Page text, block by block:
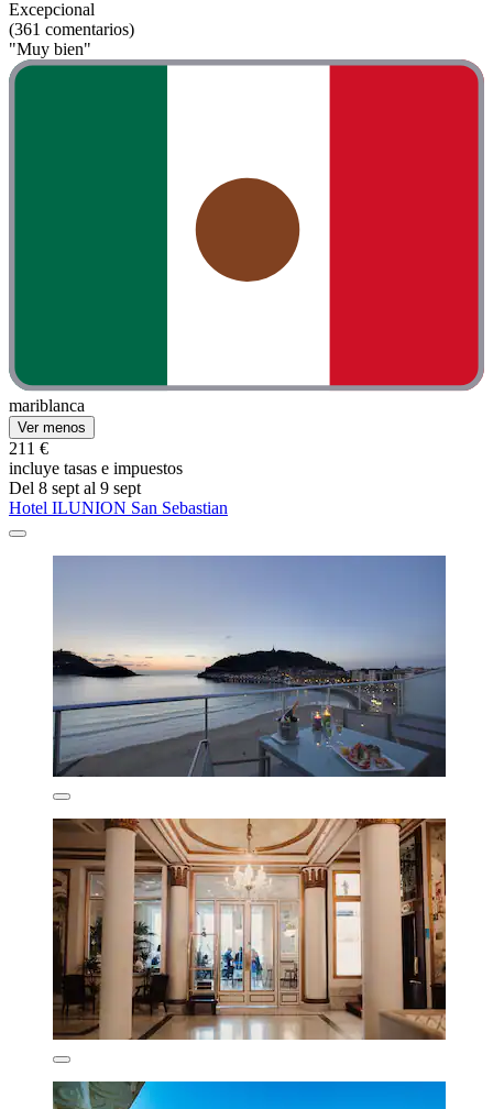
Excepcional
(361 comentarios)
"Muy bien"
mariblanca
Ver menos
211 €
incluye tasas e impuestos
Del 8 sept al 9 sept
Hotel ILUNION San Sebastian